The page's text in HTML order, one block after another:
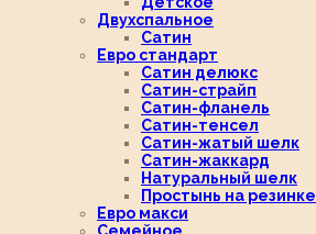
Двухспальное
Сатин
Евро стандарт
Сатин делюкс
Сатин-страйп
Сатин-фланель
Сатин-тенсел
Сатин-жатый шелк
Сатин-жаккард
Натуральный шелк
Простынь на резинке
Евро макси
Семейное